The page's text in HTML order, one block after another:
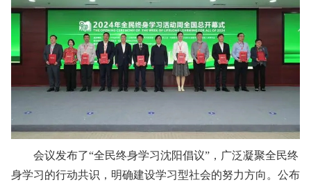
会议发布了“全民终身学习沈阳倡议”，广泛凝聚全民终
身学习的行动共识，明确建设学习型社会的努力方向。公布